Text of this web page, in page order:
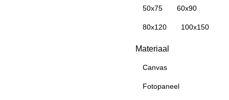
50x75 60x90
80x120 100x150
Materiaal
Canvas
Fotopaneel